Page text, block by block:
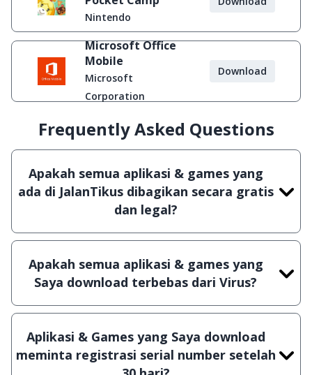
Nintendo
Microsoft Office
Mobile
Microsoft
Corporation
Download
Frequently Asked Questions
Apakah semua aplikasi & games yang
ada di JalanTikus dibagikan secara gratis
dan legal?
Ya, JalanTikus hanya membagikan aplikasi &
games yang gratis (Freeware) dan legal, dalam
artian tidak (bajakan) hasil crack, patch atau
semacamnya.
Apakah semua aplikasi & games yang
Saya download terbebas dari Virus?
Ya, JalanTikus selalu melakukan scanning dengan
3 jenis Antivirus (Kaspersky, AVG & Avast) sebelum
menerbitkan suatu aplikasi atau games, sehingga
bisa dijamin 100% terbebas dari virus.
Aplikasi & Games yang Saya download
meminta registrasi serial number setelah